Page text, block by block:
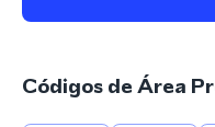
Códigos de Área